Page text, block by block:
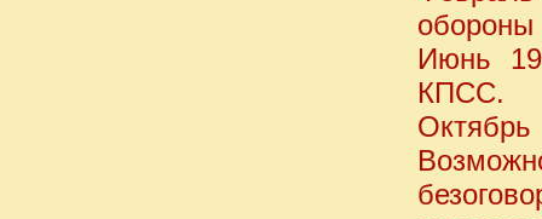
Июнь
КПСС.